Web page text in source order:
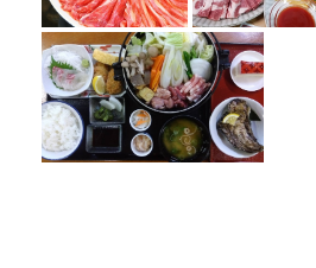
お店情報をコピー